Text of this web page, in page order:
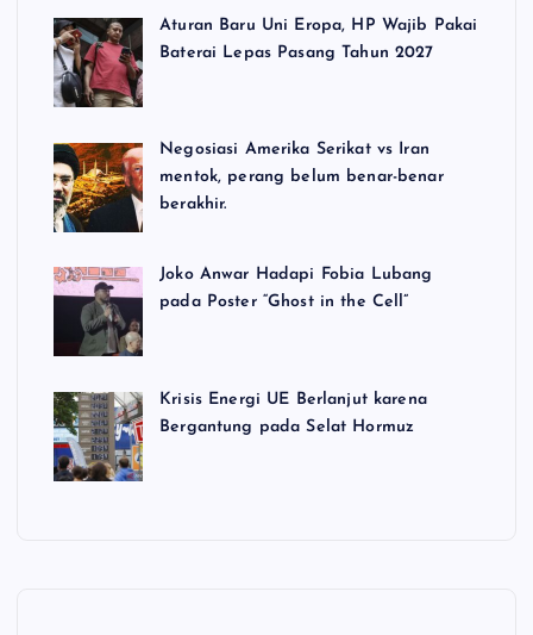
Aturan Baru Uni Eropa, HP Wajib Pakai
Baterai Lepas Pasang Tahun 2027
Negosiasi Amerika Serikat vs Iran
mentok, perang belum benar-benar
berakhir.
Joko Anwar Hadapi Fobia Lubang
pada Poster “Ghost in the Cell”
Krisis Energi UE Berlanjut karena
Bergantung pada Selat Hormuz